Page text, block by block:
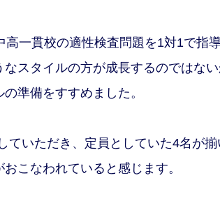
一貫校の適性検査問題を1対1で指
スタイルの方が成長するのではな
準備をすすめました。
ていただき、定員としていた4名が
こなわれていると感じます。